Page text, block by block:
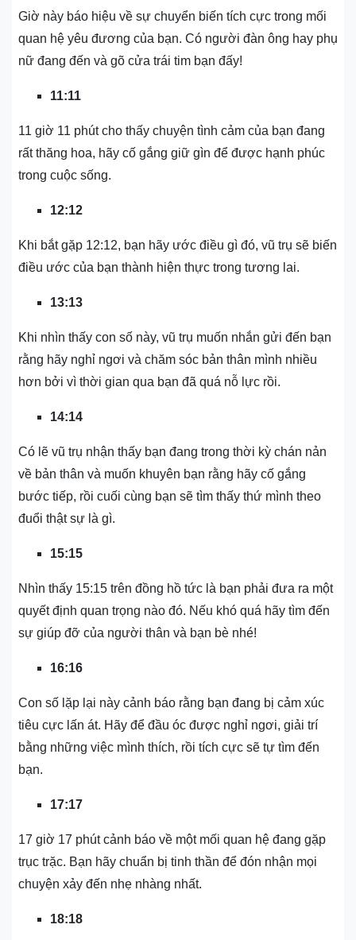
Giờ này báo hiệu về sự chuyển biến tích cực trong mối
quan hệ yêu đương của bạn. Có người đàn ông hay phụ
nữ đang đến và gõ cửa trái tim bạn đấy!
11:11
11 giờ 11 phút cho thấy chuyện tình cảm của bạn đang
rất thăng hoa, hãy cố gắng giữ gìn để được hạnh phúc
trong cuộc sống.
12:12
Khi bắt gặp 12:12, bạn hãy ước điều gì đó, vũ trụ sẽ biến
điều ước của bạn thành hiện thực trong tương lai.
13:13
Khi nhìn thấy con số này, vũ trụ muốn nhắn gửi đến bạn
rằng hãy nghỉ ngơi và chăm sóc bản thân mình nhiều
hơn bởi vì thời gian qua bạn đã quá nỗ lực rồi.
14:14
Có lẽ vũ trụ nhận thấy bạn đang trong thời kỳ chán nản
về bản thân và muốn khuyên bạn rằng hãy cố gắng
bước tiếp, rồi cuối cùng bạn sẽ tìm thấy thứ mình theo
đuổi thật sự là gì.
15:15
Nhìn thấy 15:15 trên đồng hồ tức là bạn phải đưa ra một
quyết định quan trọng nào đó. Nếu khó quá hãy tìm đến
sự giúp đỡ của người thân và bạn bè nhé!
16:16
Con số lặp lại này cảnh báo rằng bạn đang bị cảm xúc
tiêu cực lấn át. Hãy để đầu óc được nghỉ ngơi, giải trí
bằng những việc mình thích, rồi tích cực sẽ tự tìm đến
bạn.
17:17
17 giờ 17 phút cảnh báo về một mối quan hệ đang gặp
trục trặc. Bạn hãy chuẩn bị tinh thần để đón nhận mọi
chuyện xảy đến nhẹ nhàng nhất.
18:18